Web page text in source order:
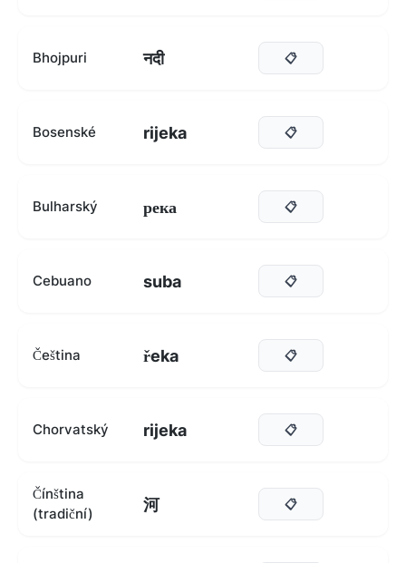
Bhojpuri नदी 📋
Bosenské rijeka 📋
Bulharský река 📋
Cebuano suba 📋
Čeština řeka 📋
Chorvatský rijeka 📋
Čínština
(tradiční)
河 📋